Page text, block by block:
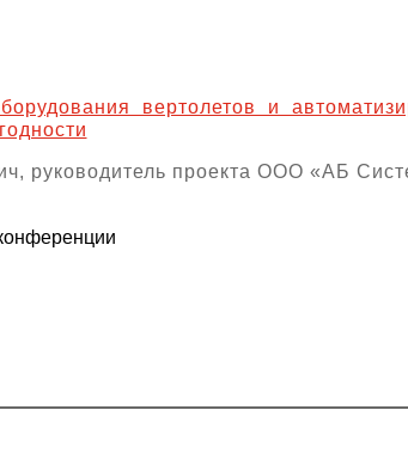
вертолетов и
руководитель проекта ООО «АБ